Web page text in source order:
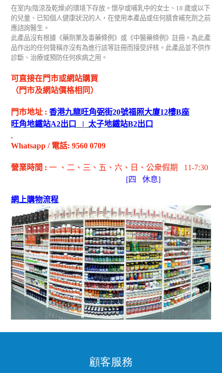
在室内(陰涼及乾燥)的環境下存放。懷孕或哺乳中的女士、 18 歲或以下
的兒童、已知個人健康狀況的人，在使用本產品或任何膳食補充劑之前
應諮詢醫生。
此產品沒有根據《藥劑業及毒藥條例》或《中醫藥條例》註冊。為此產
品作出的任何聲稱亦沒有為進行該等註冊而接受評核。此產品並不供作
診斷、治療或預防任何疾病之用。
可直接在門市或網站購買
（門市及網站價格相同）
門市地址 : 香港九龍旺角弼街20號福照大廈12樓B座
旺角地鐵站A2出 口 | 太子地鐵站B2出 口
Whatsapp / 電話: 9560 0709
營業時間 : 一 、二、三、五 、六 、日 、公衆假期
11-7:30
[四 休息]
網上購物流程
顧客服務